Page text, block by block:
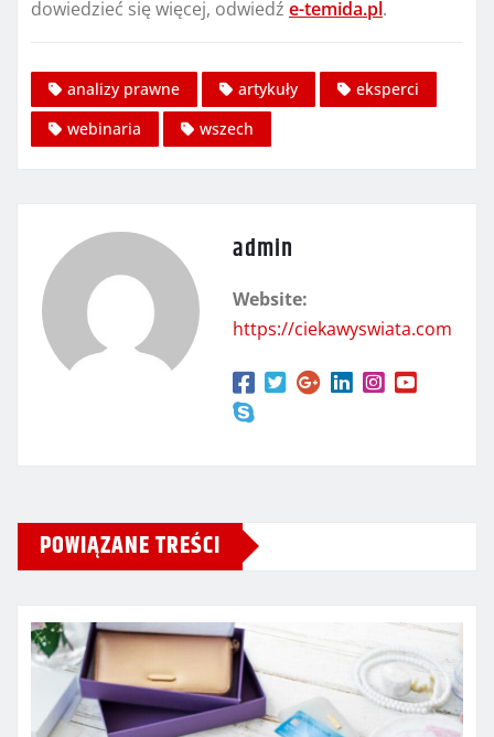
dowiedzieć się więcej, odwiedź e-temida.pl.
analizy prawne artykuły
eksperci
webinaria
wszech
admin
Website:
https://ciekawyswiata.com
POWIĄZANE TREŚCI